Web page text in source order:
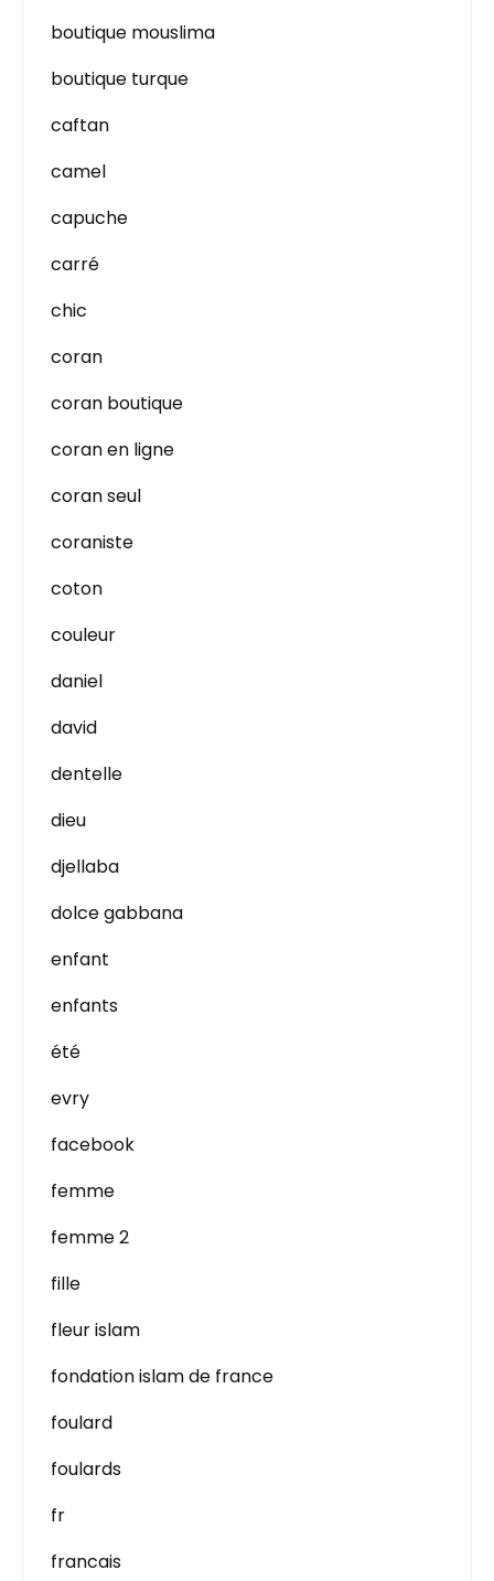
boutique mouslima
boutique turque
caftan
camel
capuche
carré
chic
coran
coran boutique
coran en ligne
coran seul
coraniste
coton
couleur
daniel
david
dentelle
dieu
djellaba
dolce gabbana
enfant
enfants
été
evry
facebook
femme
femme 2
fille
fleur islam
fondation islam de france
foulard
foulards
fr
francais